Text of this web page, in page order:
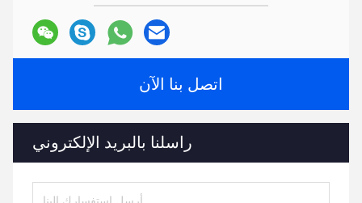
اتصل بنا الآن
راسلنا بالبريد الإلكتروني